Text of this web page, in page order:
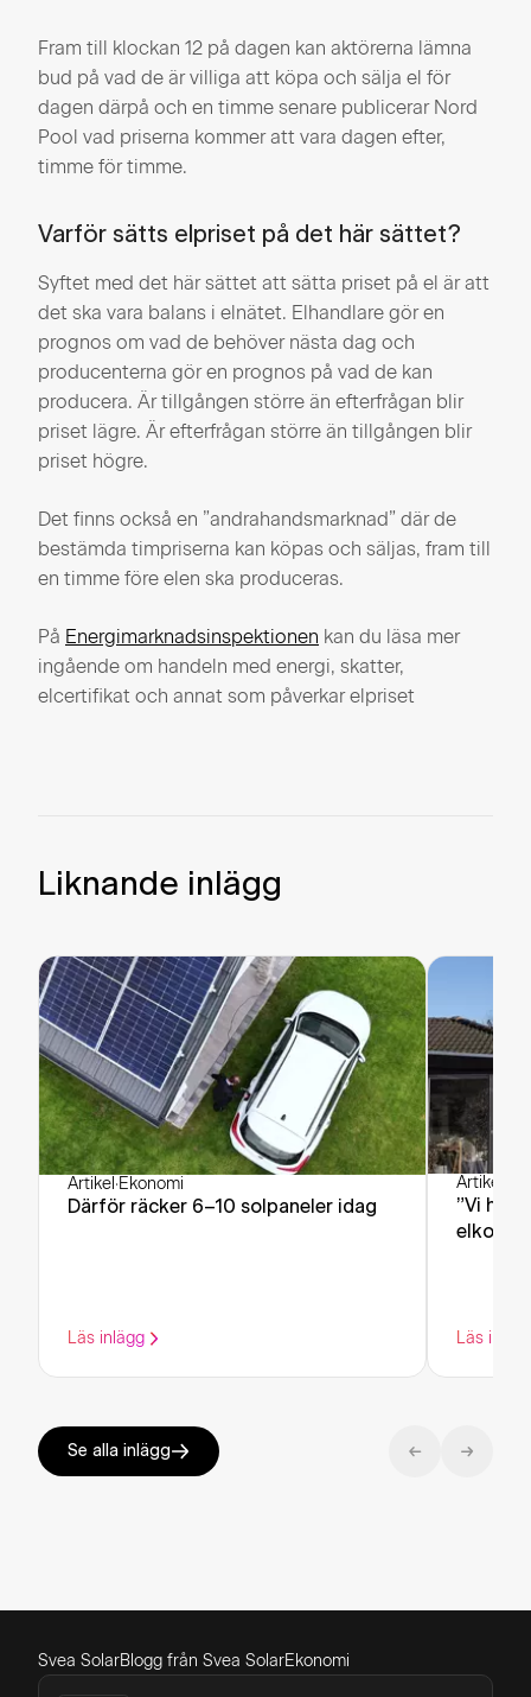
Fram till klockan 12 på dagen kan aktörerna lämna
bud på vad de är villiga att köpa och sälja el för
dagen därpå och en timme senare publicerar Nord
Pool vad priserna kommer att vara dagen efter,
timme för timme.
Varför sätts elpriset på det här sättet?
Syftet med det här sättet att sätta priset på el är att
det ska vara balans i elnätet. Elhandlare gör en
prognos om vad de behöver nästa dag och
producenterna gör en prognos på vad de kan
producera. Är tillgången större än efterfrågan blir
priset lägre. Är efterfrågan större än tillgången blir
priset högre.
Det finns också en ”andrahandsmarknad” där de
bestämda timpriserna kan köpas och säljas, fram till
en timme före elen ska produceras.
På Energimarknadsinspektionen kan du läsa mer
ingående om handeln med energi, skatter,
elcertifikat och annat som påverkar elpriset
Liknande inlägg
Artikel ·Ekonomi
Därför räcker 6–10 solpaneler idag
Läs inlägg
Artikel
”Vi har
Läs
Se alla inlägg
Svea SolarBlogg från Svea SolarEkonomi